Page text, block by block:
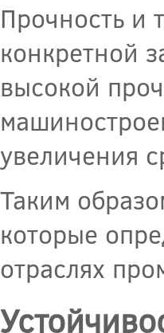
Прочность и
конкретной
высокой
увеличения
Таким
которые
отраслях